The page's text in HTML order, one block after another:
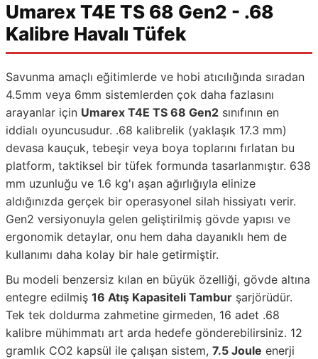
Umarex T4E TS 68 Gen2 - .68
Kalibre Havalı Tüfek
Savunma amaçlı eğitimlerde ve hobi atıcılığında sıradan
4.5mm veya 6mm sistemlerden çok daha fazlasını
arayanlar için Umarex T4E TS 68 Gen2 sınıfının en
iddialı oyuncusudur. .68 kalibrelik (yaklaşık 17.3 mm)
devasa kauçuk, tebeşir veya boya toplarını fırlatan bu
platform, taktiksel bir tüfek formunda tasarlanmıştır. 638
mm uzunluğu ve 1.6 kg'ı aşan ağırlığıyla elinize
aldığınızda gerçek bir operasyonel silah hissiyatı verir.
Gen2 versiyonuyla gelen geliştirilmiş gövde yapısı ve
ergonomik detaylar, onu hem daha dayanıklı hem de
kullanımı daha kolay bir hale getirmiştir.
Bu modeli benzersiz kılan en büyük özelliği, gövde altına
entegre edilmiş 16 Atış Kapasiteli Tambur şarjörüdür.
Tek tek doldurma zahmetine girmeden, 16 adet .68
kalibre mühimmatı art arda hedefe gönderebilirsiniz. 12
gramlık CO2 kapsül ile çalışan sistem, 7.5 Joule enerji